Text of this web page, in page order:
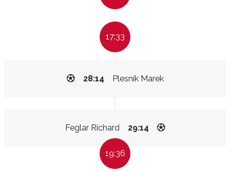
17:33
Plesník Marek
28:14
Feglar Richard 29:14
19:36